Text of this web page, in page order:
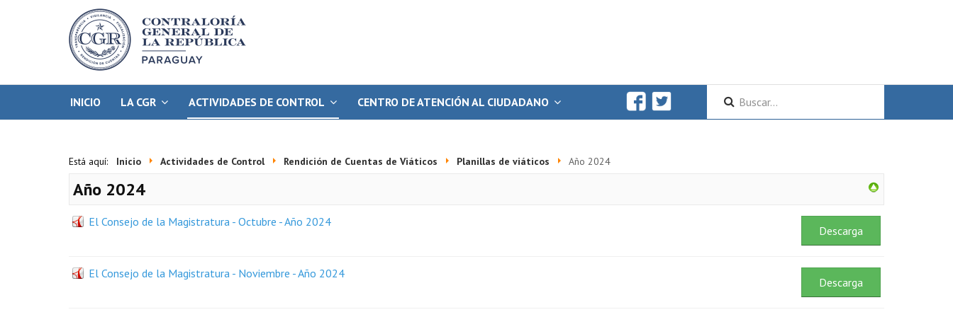
INICIO LA CGR ACTIVIDADES DE CONTROL CENTRO DE ATENCIÓN AL CIUDADANO
Está aquí: Inicio Actividades de Control Rendición de Cuentas de Viáticos Planillas de viáticos Año 2024
Año 2024
El Consejo de la Magistratura - Octubre - Año 2024
Descarga
El Consejo de la Magistratura - Noviembre - Año 2024
Descarga